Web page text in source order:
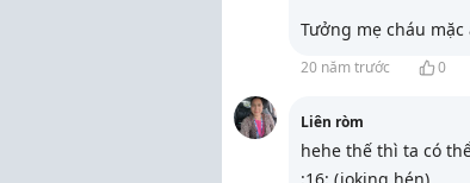
Tưởng mẹ cháu mặc
20 năm trước 0
Liên ròm
hehe thế thì ta có